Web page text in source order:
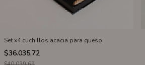
Set x4 cuchillos acacia para queso
$36.035,72